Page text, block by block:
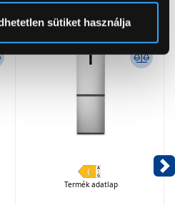
Ön gépén tárol a rendszer. A
szükségesek. Az oldal
Adatvédelem
sütiket használja
ajánljuk
Termék adatlap